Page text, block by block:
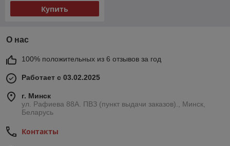
Купить
О нас
100% положительных из 6 отзывов за год
Работает с 03.02.2025
г. Минск
ул. Рафиева 88А. ПВЗ (пункт выдачи заказов)., Минск,
Беларусь
Контакты